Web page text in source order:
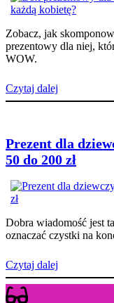
Zobacz, jak
prezentowy dla niej,
WOW.
Czytaj dalej
Prezent dla
50 do 200 zł
Dobra wiadomość jest
oznaczać czystki na
Czytaj dalej